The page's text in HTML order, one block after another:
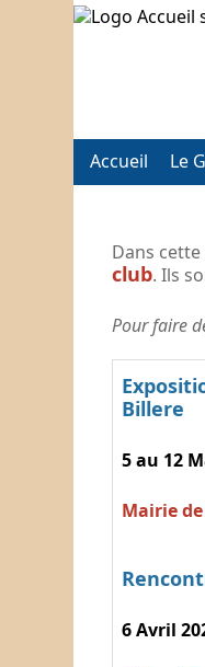
Accueil Le
Dans
club. Ils
Pour faire
Billere
5 au 12
Mairie
6 Avril